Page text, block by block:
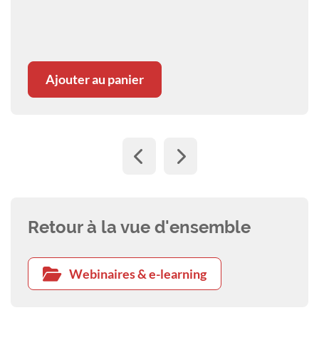
Ajouter au panier
Retour à la vue d'ensemble
Webinaires & e-learning